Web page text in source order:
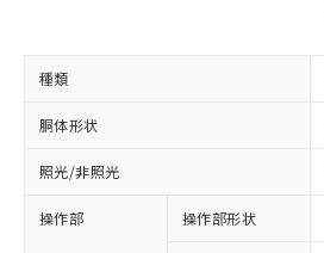
種類
胴体形状
照光/非照光
操作部 操作部形状